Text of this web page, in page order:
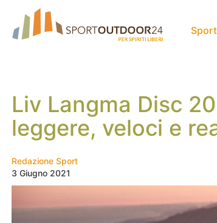
Sport
Liv Langma Disc
leggere, veloci e
Redazione Sport
3 Giugno 2021